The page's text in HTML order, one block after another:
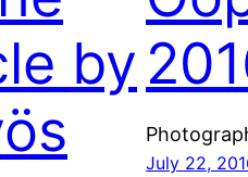
by
July 22,